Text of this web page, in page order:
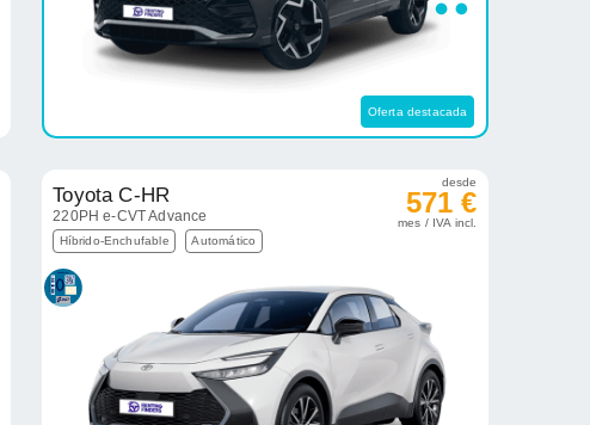
Oferta destacada
Toyota C-HR
220PH e-CVT Advance
Híbrido-Enchufable Automático
desde
571 €
mes / IVA incl.